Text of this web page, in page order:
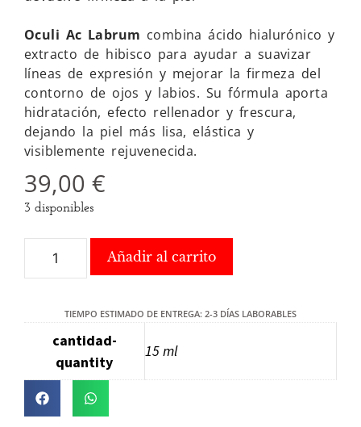
Oculi Ac Labrum combina ácido hialurónico y
extracto de hibisco para ayudar a suavizar
líneas de expresión y mejorar la firmeza del
contorno de ojos y labios. Su fórmula aporta
hidratación, efecto rellenador y frescura,
dejando la piel más lisa, elástica y
visiblemente rejuvenecida.
39,00 €
3 disponibles
Añadir al carrito
TIEMPO ESTIMADO DE ENTREGA: 2-3 DÍAS LABORABLES
cantidad-
quantity
15 ml